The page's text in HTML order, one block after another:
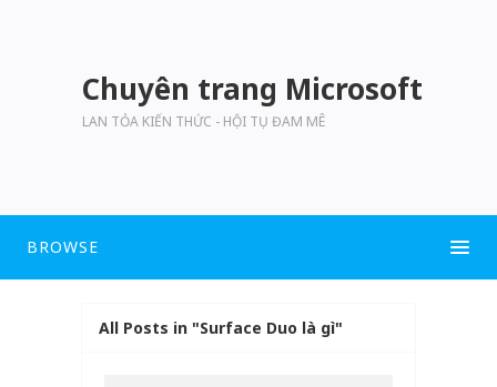
Chuyên trang Microsoft
LAN TỎA KIẾN THỨC - HỘI TỤ ĐAM MÊ
BROWSE
All Posts in "Surface Duo là gì"